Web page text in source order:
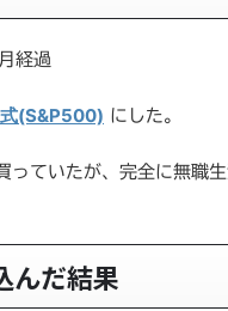
経過
(S&P500) にした。
ていたが、完全に無職
んだ結果